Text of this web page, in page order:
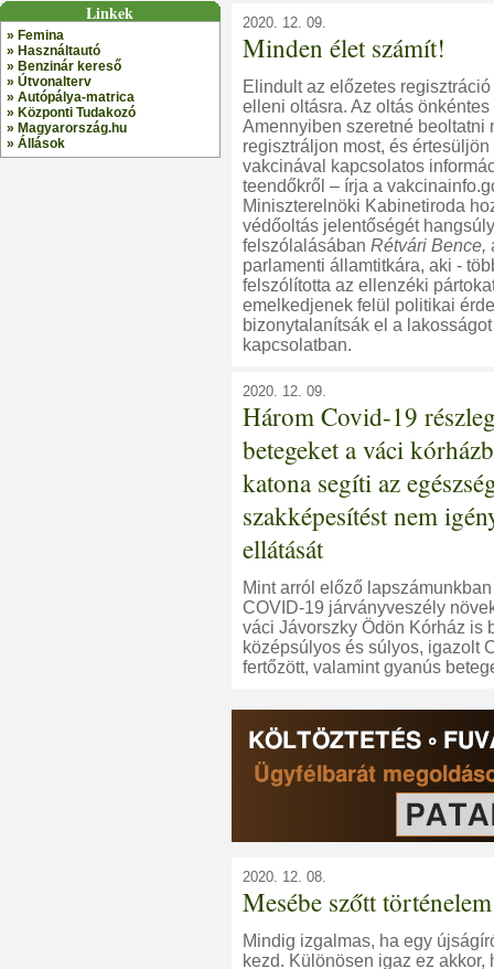
Linkek
» Femina
» Használtautó
» Benzinár kereső
» Útvonalterv
» Autópálya-matrica
» Központi Tudakozó
» Magyarország.hu
» Állások
2020. 12. 09.
Minden élet számít!
Elindult az előzetes
elleni oltásra. Az oltás
Amennyiben szeretné beoltatni
regisztráljon most, és
vakcinával kapcsolatos
teendőkről – írja a
Miniszterelnöki Kabinetiroda
védőoltás jelentőségét
felszólalásában Rétvári Bence,
parlamenti államtitkára, aki -
felszólította az ellenzéki
emelkedjenek felül politikai
bizonytalanítsák el a
kapcsolatban.
2020. 12. 09.
Három Covid-19
betegeket a váci
katona segíti az
szakképesítést nem
ellátását
Mint arról előző
COVID-19 járványveszély
váci Jávorszky Ödön Kórház is
középsúlyos és súlyos, igazolt
fertőzött, valamint gyanús
2020. 12. 08.
Mesébe szőtt történelem
Mindig izgalmas, ha egy
kezd. Különösen igaz ez akkor,